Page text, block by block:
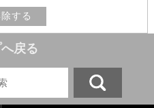
する
へ戻る